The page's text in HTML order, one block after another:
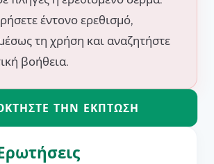
έντονο ερεθισμό,
τη χρήση και αναζητήστε
βοήθεια.
ΤΗΝ ΈΚΠΤΩΣΗ